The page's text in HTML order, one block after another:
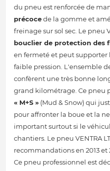
du pneu est renforcée de
précocede la gomme et
freinage sur sol sec. Le pneu
bouclier de protection des
en fermeté et peut supporter
faible pression. L'ensemble
confèrent une très bonne
grand kilométrage. Ce pneu
« M+S » (Mud & Snow) qui
pour affronter la boue et la
important surtout si le
chantiers. Le pneu VENTRA
recommandations en 2013
Ce pneu professionnel est